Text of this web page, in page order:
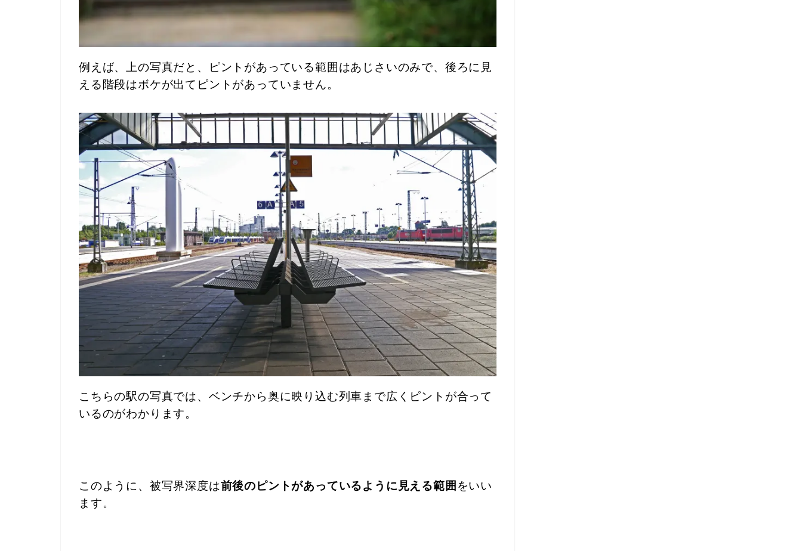
例えば、上の写真だと、ピントがあっている範囲はあじさいのみで、後ろに見
える階段はボケが出てピントがあっていません。
こちらの駅の写真では、ベンチから奥に映り込む列車まで広くピントが合って
いるのがわかります。
このように、被写界深度は前後のピントがあっているように見える範囲 をいい
ます。